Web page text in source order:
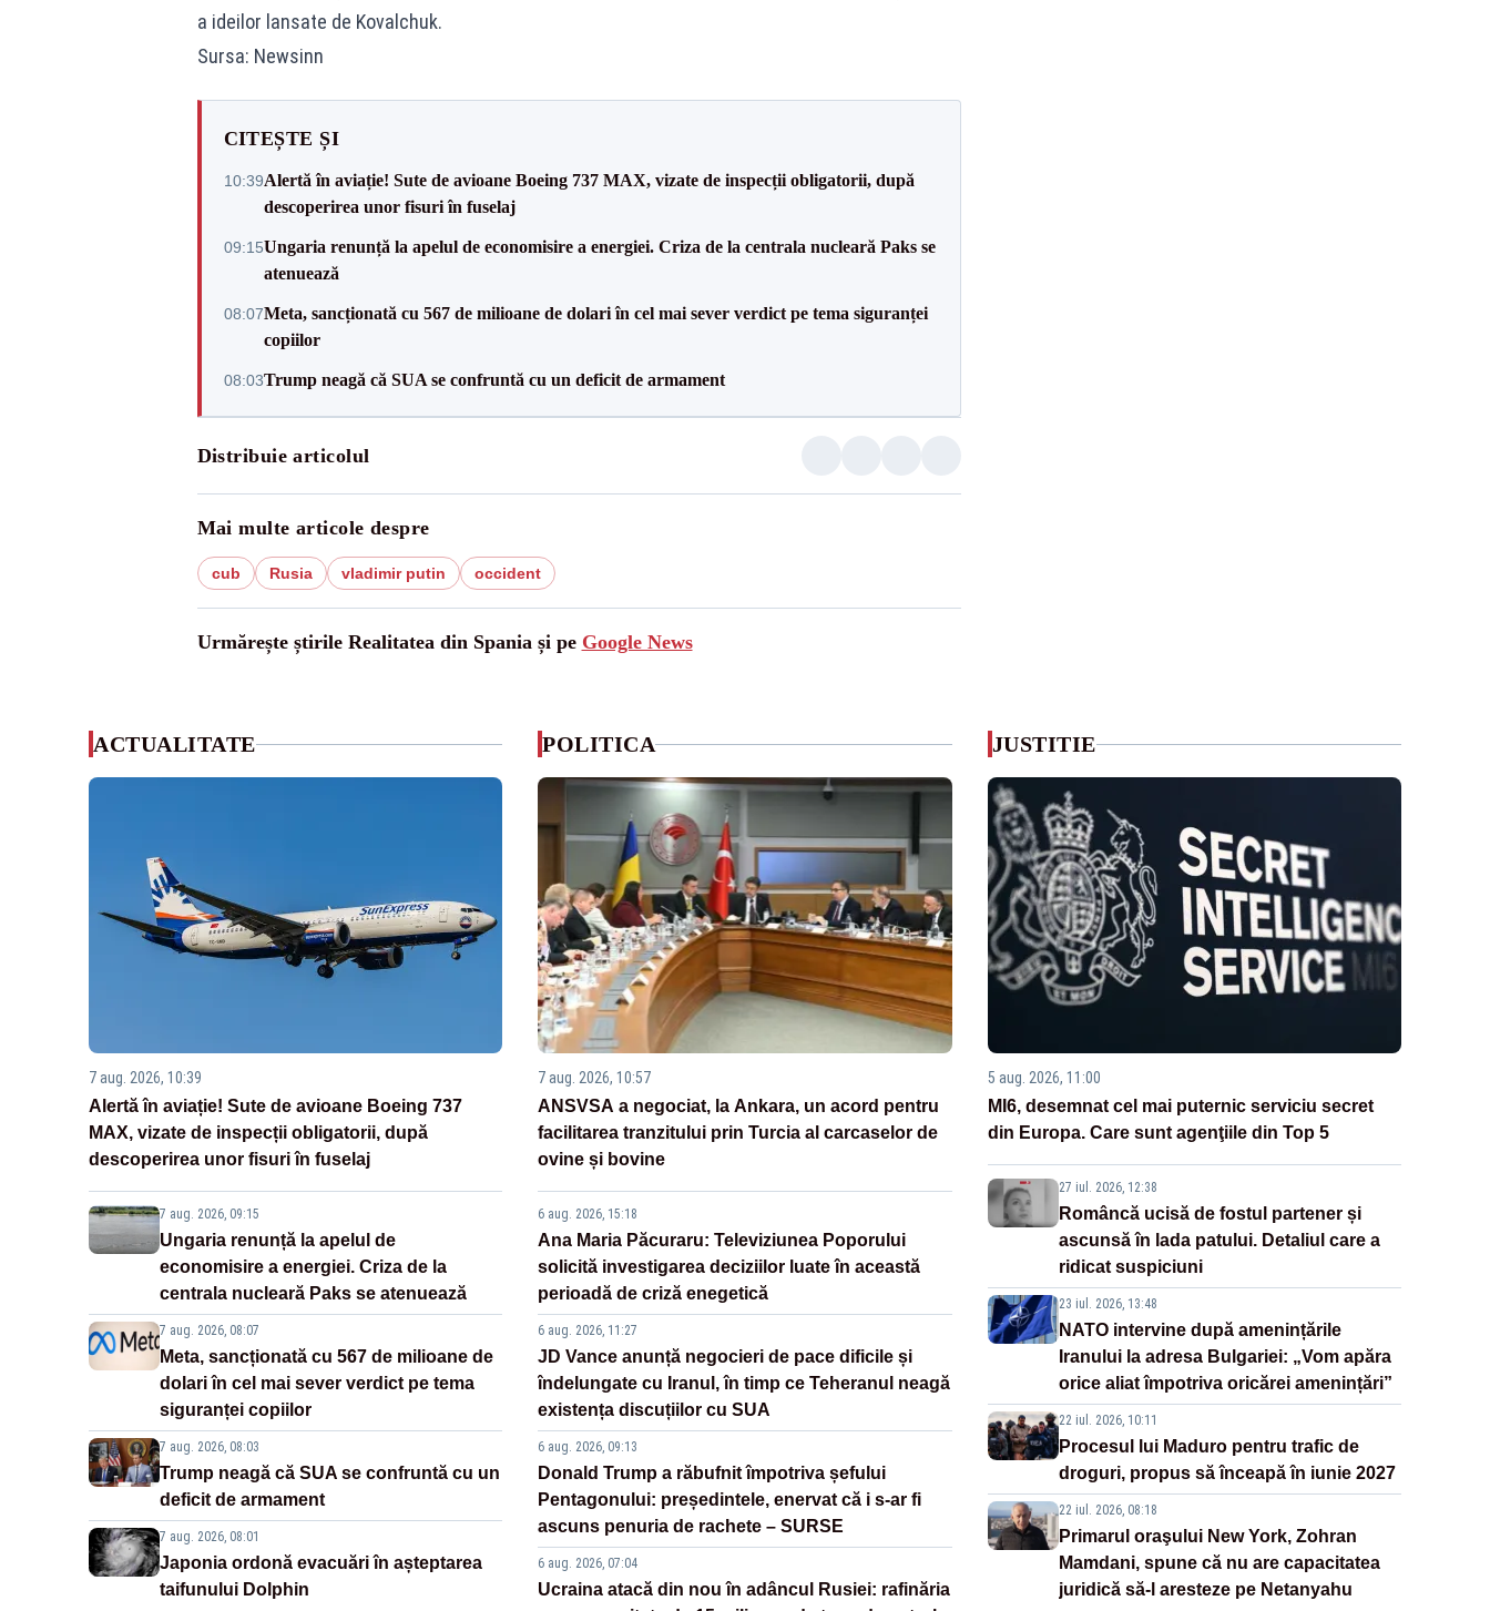
a ideilor lansate de Kovalchuk.
Sursa: Newsinn
CITEȘTE ȘI
10:39Alertă în aviație! Sute de avioane Boeing 737 MAX, vizate de inspecții obligatorii, după
descoperirea unor fisuri în fuselaj
09:15Ungaria renunță la apelul de economisire a energiei. Criza de la centrala nucleară Paks se
atenuează
08:07Meta, sancționată cu 567 de milioane de dolari în cel mai sever verdict pe tema siguranței
copiilor
08:03Trump neagă că SUA se confruntă cu un deficit de armament
Distribuie articolul
Mai multe articole despre
cub Rusia vladimir putin occident
Urmărește știrile Realitatea din Spania și pe Google News
ACTUALITATE
7 aug. 2026, 10:39
Alertă în aviație! Sute de avioane Boeing 737
MAX, vizate de inspecții obligatorii, după
descoperirea unor fisuri în fuselaj
7 aug. 2026, 09:15
Ungaria renunță la apelul de
economisire a energiei. Criza de la
centrala nucleară Paks se atenuează
7 aug. 2026, 08:07
Meta, sancționată cu 567 de milioane de
dolari în cel mai sever verdict pe tema
siguranței copiilor
7 aug. 2026, 08:03
Trump neagă că SUA se confruntă cu un
deficit de armament
7 aug. 2026, 08:01
Japonia ordonă evacuări în așteptarea
taifunului Dolphin
POLITICA
7 aug. 2026, 10:57
ANSVSA a negociat, la Ankara, un acord pentru
facilitarea tranzitului prin Turcia al carcaselor de
ovine și bovine
6 aug. 2026, 15:18
Ana Maria Păcuraru: Televiziunea Poporului
solicită investigarea deciziilor luate în această
perioadă de criză enegetică
6 aug. 2026, 11:27
JD Vance anunță negocieri de pace dificile și
îndelungate cu Iranul, în timp ce Teheranul neagă
existența discuțiilor cu SUA
6 aug. 2026, 09:13
Donald Trump a răbufnit împotriva șefului
Pentagonului: președintele, enervat că i s-ar fi
ascuns penuria de rachete – SURSE
6 aug. 2026, 07:04
Ucraina atacă din nou în adâncul Rusiei: rafinăria
JUSTITIE
5 aug. 2026, 11:00
MI6, desemnat cel mai puternic serviciu secret
din Europa. Care sunt agenţiile din Top 5
27 iul. 2026, 12:38
Româncă ucisă de fostul partener și
ascunsă în lada patului. Detaliul care a
ridicat suspiciuni
23 iul. 2026, 13:48
NATO intervine după amenințările
Iranului la adresa Bulgariei: „Vom apăra
orice aliat împotriva oricărei amenințări”
22 iul. 2026, 10:11
Procesul lui Maduro pentru trafic de
droguri, propus să înceapă în iunie 2027
22 iul. 2026, 08:18
Primarul oraşului New York, Zohran
Mamdani, spune că nu are capacitatea
juridică să-l aresteze pe Netanyahu